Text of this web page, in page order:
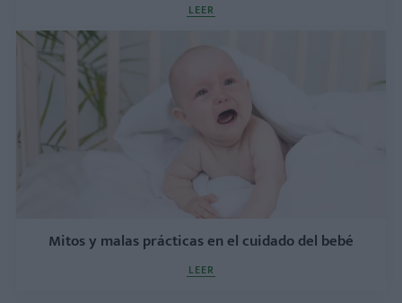
LEER
Mitos y malas prácticas en el cuidado del bebé
LEER